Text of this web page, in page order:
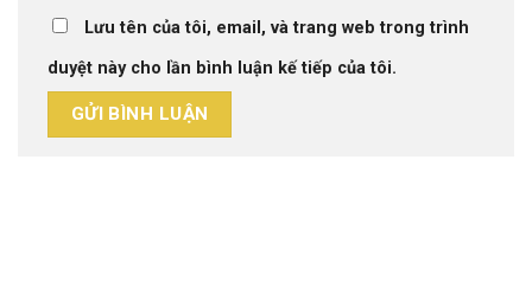
Lưu tên của tôi, email, và trang web trong trình
duyệt này cho lần bình luận kế tiếp của tôi.